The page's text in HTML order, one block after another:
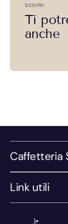
SCOPRI
Ti
anche
Caffetteria
Link utili